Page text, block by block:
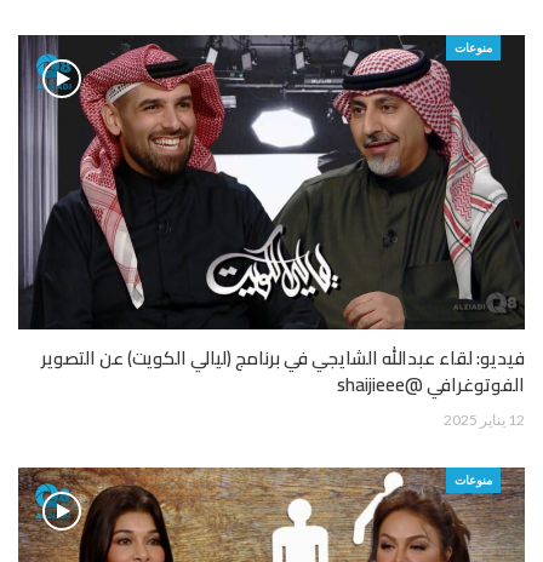
منوعات
فيديو: لقاء عبدالله الشايجي في برنامج (ليالي الكويت) عن التصوير
الفوتوغرافي @shaijieee
12 يناير 2025
منوعات